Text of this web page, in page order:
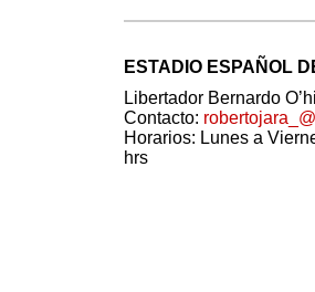
ESTADIO ESPAÑOL
Libertador Bernardo
Contacto:
Horarios: Lunes a
hrs